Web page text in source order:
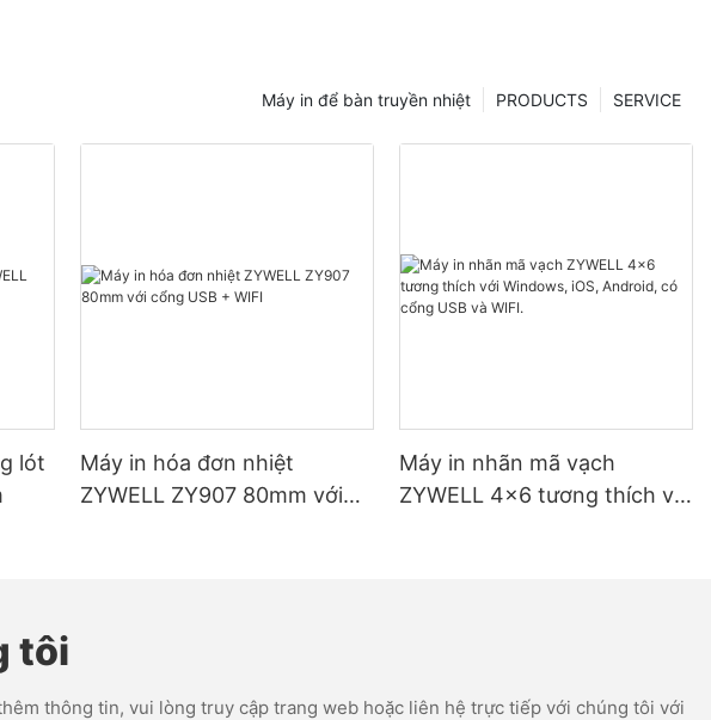
SERVICE
PRODUCTS
Máy in để bàn truyền nhiệt
lót
Máy in hóa đơn nhiệt
ZYWELL ZY907 80mm với
Máy in nhãn mã vạch
ZYWELL 4x6 tương thích với
tôi
thông tin, vui lòng truy cập trang web hoặc liên hệ trực tiếp với chúng tôi với